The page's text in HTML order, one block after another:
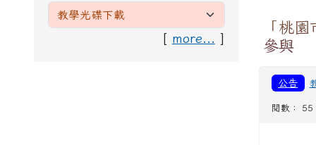
[ more... ]
「桃
參與
公告
閱數： 55